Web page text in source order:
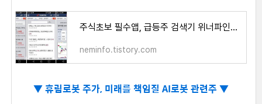
주식초보 필수앱, 급등주 검색기 위너파인더 무료 어플
neminfo.tistory.com
▼휴림로봇 주가, 미래를 책임질 AI로봇 관련주 ▼